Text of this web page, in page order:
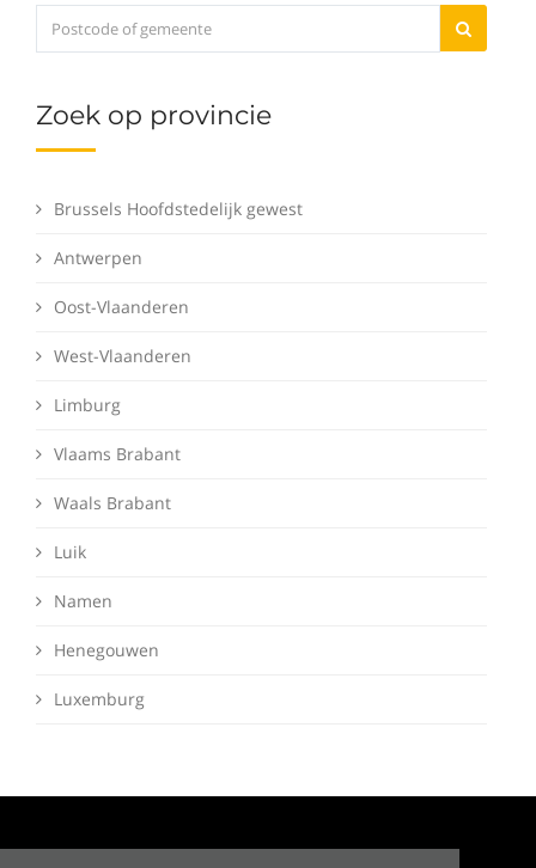
Zoek op provincie
Brussels Hoofdstedelijk gewest
Antwerpen
Oost-Vlaanderen
West-Vlaanderen
Limburg
Vlaams Brabant
Waals Brabant
Luik
Namen
Henegouwen
Luxemburg